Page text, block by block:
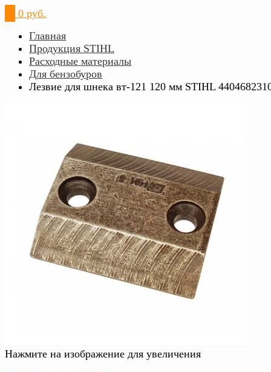
0 руб.
Главная
Продукция STIHL
Расходные материалы
Для бензобуров
Лезвие для шнека вт-121 120 мм STIHL
Нажмите на изображение для увеличения